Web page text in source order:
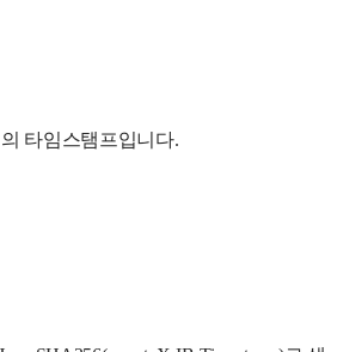
타임스탬프입니다.